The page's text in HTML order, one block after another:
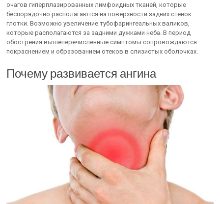
очагов гиперплазированных лимфоидных тканей, которые
беспорядочно располагаются на поверхности задних стенок
глотки. Возможно увеличение тубофарингеальных валиков,
которые располагаются за задними дужками неба. В период
обострения вышеперечисленные симптомы сопровождаются
покраснением и образованием отеков в слизистых оболочках.
Почему развивается ангина